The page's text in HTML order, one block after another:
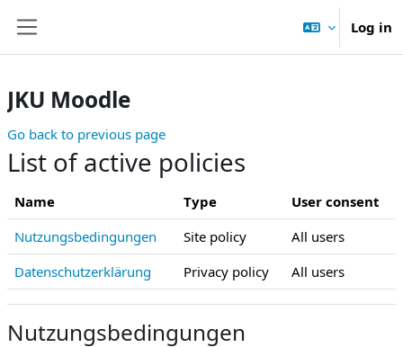
Log in
JKU Moodle
Go back to previous page
List of active policies
Name Type
User consent
Nutzungsbedingungen
Site policy
All users
Datenschutzerklärung
Privacy policy All users
Nutzungsbedingungen